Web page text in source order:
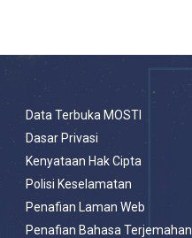
Data Terbuka MOSTI
Dasar Privasi
Kenyataan Hak Cipta
Polisi Keselamatan
Penafian Laman Web
Penafian Bahasa Terjemahan